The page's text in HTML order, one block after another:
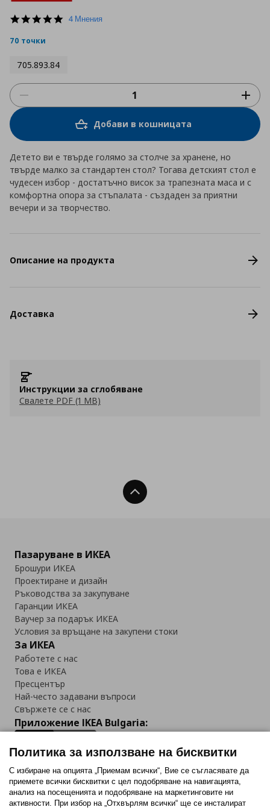
5.0
4 Мнения
70 точки
705.893.84
Добави в кошницата
Детето ви е твърде голямо за столче за хранене, но
твърде малко за стандартен стол? Тогава детският стол е
чудесен избор - достатъчно висок за трапезната маса и с
комфортна опора за стъпалата - създаден за приятни
вечери и за творчество.
Описание на продукта
Доставка
Инструкции за сглобяване
Свалете PDF (1 MB)
Нагоре
Пазаруване в ИКЕА
Брошури ИКЕА
Проектиране и дизайн
Ръководства за закупуване
Гаранции ИКЕА
Ваучер за подарък ИКЕА
Условия за връщане на закупени стоки
За ИКЕА
Работете с нас
Това е ИКЕА
Пресцентър
Най-често задавани въпроси
Свържете се с нас
Приложение IKEA Bulgaria:
Последвайте ни:
Политика за използване на бисквитки
С избиране на опцията „Приемам всички“, Вие се съгласявате да
приемете всички бисквитки с цел подобряване на навигацията,
анализ на посещенията и подобряване на маркетинговите ни
активности. При избор на „Отхвърлям всички“ ще се инсталират